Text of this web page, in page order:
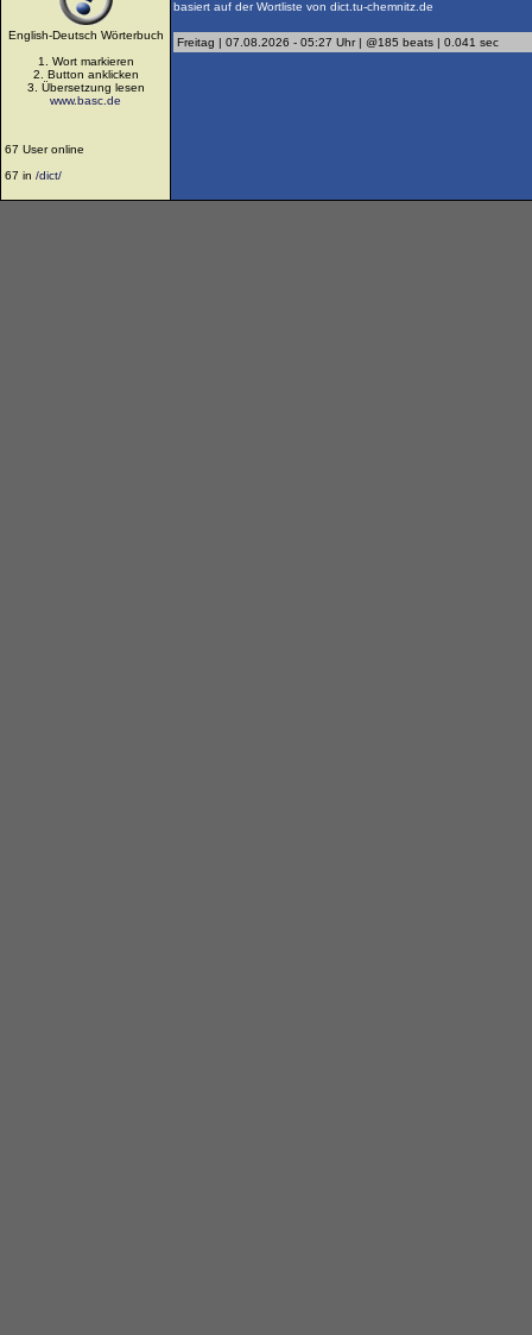
English-Deutsch Wörterbuch
1. Wort markieren
2. Button anklicken
3. Übersetzung lesen
www.basc.de
67 User online
67 in /dict/
basiert auf der Wortliste von dict.tu-chemnitz.de
Freitag | 07.08.2026 - 05:27 Uhr | @185 beats | 0.041 sec